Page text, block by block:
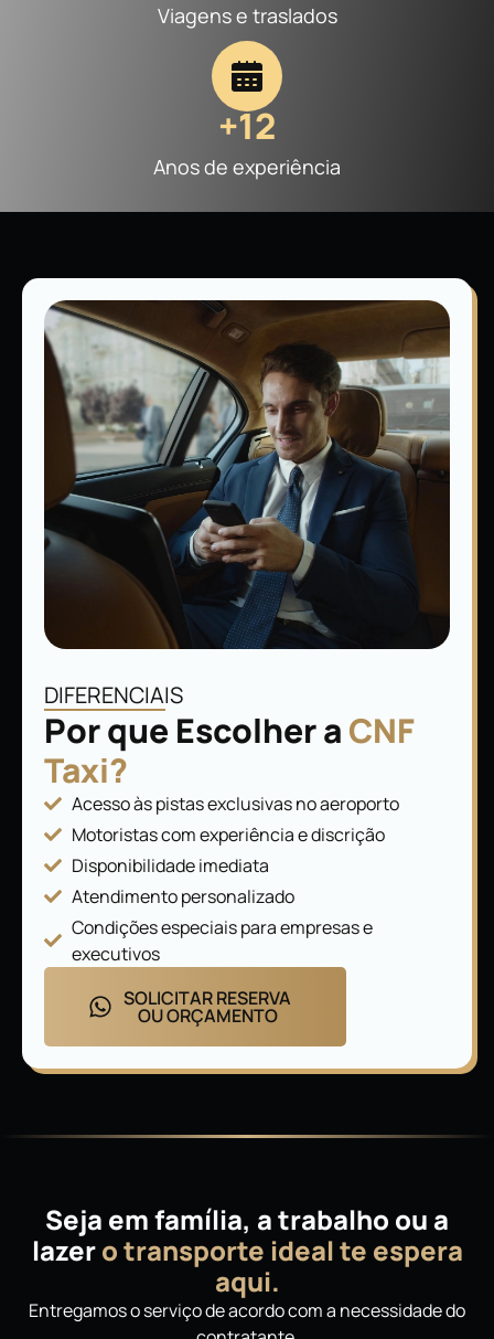
Viagens e traslados
+12
Anos de experiência
DIFERENCIAIS
Por que Escolher aCNF
Taxi?
Acesso às pistas exclusivas no aeroporto
Motoristas com experiência e discrição
Disponibilidade imediata
Atendimento personalizado
Condições especiais para empresas e
executivos
SOLICITAR RESERVA
OU ORÇAMENTO
Seja em família, a trabalho ou a
lazero transporte ideal te espera
aqui.
Entregamos o serviço de acordo com a necessidade do